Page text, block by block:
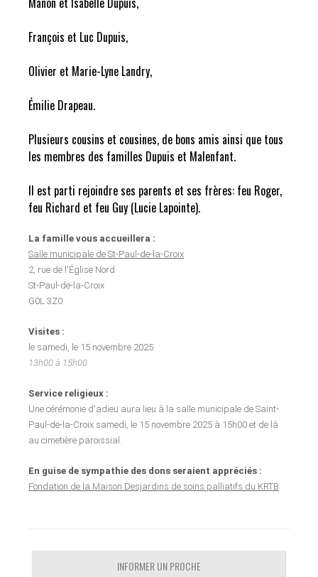
François et Luc Dupuis,
Olivier et Marie-Lyne Landry,
Émilie Drapeau.
Plusieurs cousins et cousines, de bons amis ainsi que tous
les membres des familles Dupuis et Malenfant.
Il est parti rejoindre ses parents et ses frères: feu Roger,
feu Richard et feu Guy (Lucie Lapointe).
La famille vous accueillera :
Salle municipale de St-Paul-de-la-Croix
2, rue de l'Église Nord
St-Paul-de-la-Croix
G0L 3Z0
Visites :
le samedi, le 15 novembre 2025
13h00 à 15h00
Service religieux :
Une cérémonie d'adieu aura lieu à la salle municipale de Saint-
Paul-de-la-Croix samedi, le 15 novembre 2025 à 15h00 et de là
au cimetière paroissial.
En guise de sympathie des dons seraient appréciés :
Fondation de la Maison Desjardins de soins palliatifs du KRTB
INFORMER UN PROCHE